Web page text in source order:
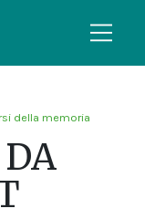
della memoria